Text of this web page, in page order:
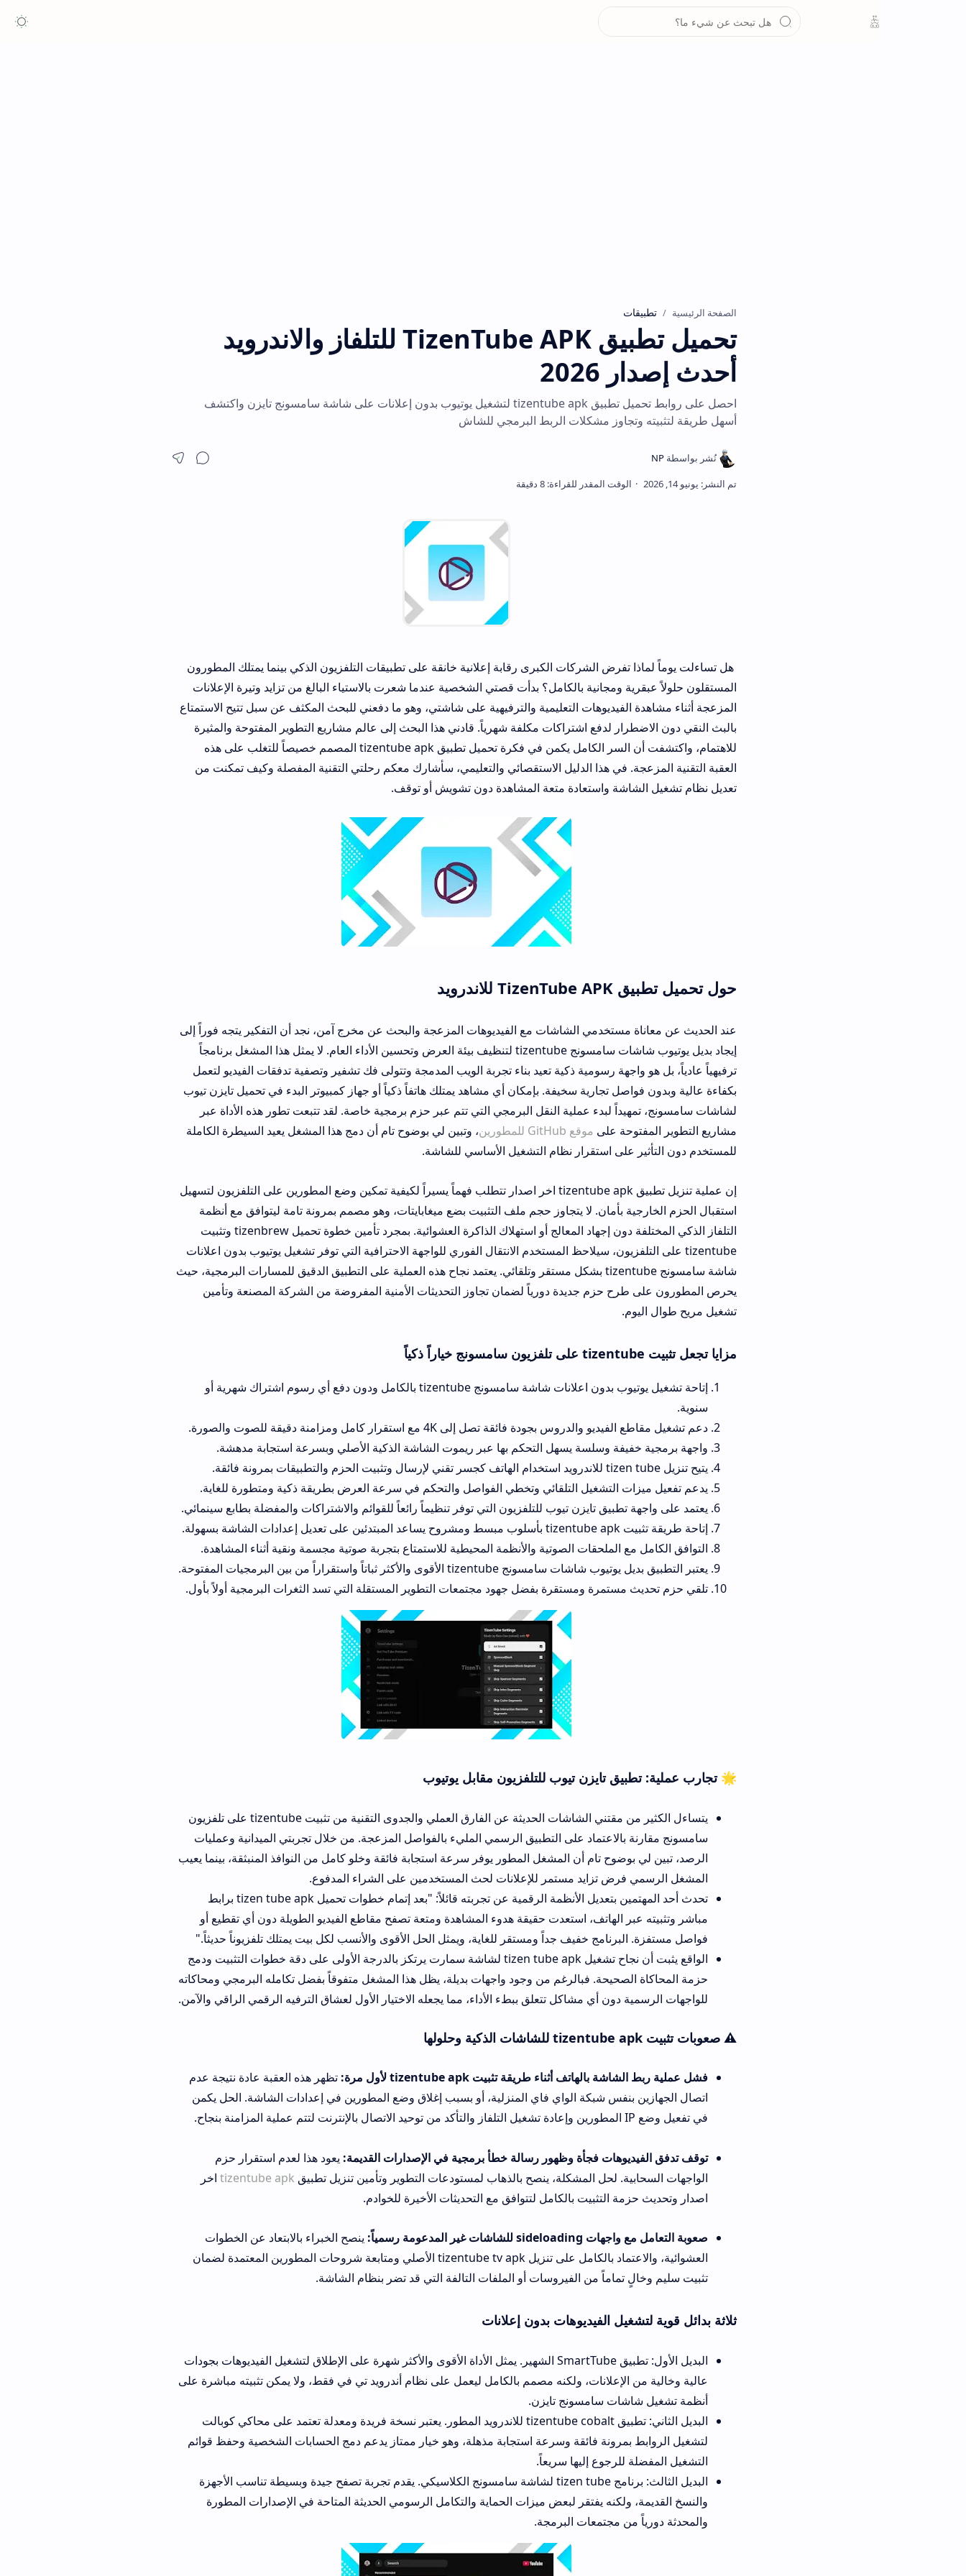
تطبيقات
تحميل تطبيق TizenTube APK للتلفاز والاندرويد
أحدث إصدار 2026
احصل على روابط تحميل تطبيق tizentube apk لتشغيل يوتيوب بدون إعلانات على شاشة سامسونج تايزن واكتشف
أسهل طريقة لتثبيته وتجاوز مشكلات الربط البرمجي للشاش
هل تساءلت يوماً لماذا تفرض الشركات الكبرى رقابة إعلانية خانقة على تطبيقات التلفزيون الذكي بينما يمتلك المطورون
المستقلون حلولاً عبقرية ومجانية بالكامل؟ بدأت قصتي الشخصية عندما شعرت بالاستياء البالغ من تزايد وتيرة الإعلانات
المزعجة أثناء مشاهدة الفيديوهات التعليمية والترفيهية على شاشتي، وهو ما دفعني للبحث المكثف عن سبل تتيح الاستمتاع
بالبث النقي دون الاضطرار لدفع اشتراكات مكلفة شهرياً. قادني هذا البحث إلى عالم مشاريع التطوير المفتوحة والمثيرة
للاهتمام، واكتشفت أن السر الكامل يكمن في فكرة تحميل تطبيق tizentube apk المصمم خصيصاً للتغلب على هذه
العقبة التقنية المزعجة. في هذا الدليل الاستقصائي والتعليمي، سأشارك معكم رحلتي التقنية المفصلة وكيف تمكنت من
تعديل نظام تشغيل الشاشة واستعادة متعة المشاهدة دون تشويش أو توقف.
حول تحميل تطبيق TizenTube APK للاندرويد
عند الحديث عن معاناة مستخدمي الشاشات مع الفيديوهات المزعجة والبحث عن مخرج آمن، نجد أن التفكير يتجه فوراً إلى
إيجاد بديل يوتيوب شاشات سامسونج tizentube لتنظيف بيئة العرض وتحسين الأداء العام. لا يمثل هذا المشغل برنامجاً
ترفيهياً عادياً، بل هو واجهة رسومية ذكية تعيد بناء تجربة الويب المدمجة وتتولى فك تشفير وتصفية تدفقات الفيديو لتعمل
بكفاءة عالية وبدون فواصل تجارية سخيفة. بإمكان أي مشاهد يمتلك هاتفاً ذكياً أو جهاز كمبيوتر البدء في تحميل تايزن تيوب
لشاشات سامسونج، تمهيداً لبدء عملية النقل البرمجي التي تتم عبر حزم برمجية خاصة. لقد تتبعت تطور هذه الأداة عبر
مشاريع التطوير المفتوحة علىموقع GitHub للمطورين
، وتبين لي بوضوح تام أن دمج هذا المشغل يعيد السيطرة الكاملة
للمستخدم دون التأثير على استقرار نظام التشغيل الأساسي للشاشة.
إن عملية تنزيل تطبيق tizentube apk اخر اصدار تتطلب فهماً يسيراً لكيفية تمكين وضع المطورين على التلفزيون لتسهيل
استقبال الحزم الخارجية بأمان. لا يتجاوز حجم ملف التثبيت بضع ميغابايتات، وهو مصمم بمرونة تامة ليتوافق مع أنظمة
التلفاز الذكي المختلفة دون إجهاد المعالج أو استهلاك الذاكرة العشوائية. بمجرد تأمين خطوة تحميل tizenbrew وتثبيت
tizentube على التلفزيون، سيلاحظ المستخدم الانتقال الفوري للواجهة الاحترافية التي توفر تشغيل يوتيوب بدون اعلانات
شاشة سامسونج tizentube بشكل مستقر وتلقائي. يعتمد نجاح هذه العملية على التطبيق الدقيق للمسارات البرمجية، حيث
يحرص المطورون على طرح حزم جديدة دورياً لضمان تجاوز التحديثات الأمنية المفروضة من الشركة المصنعة وتأمين
تشغيل مريح طوال اليوم.
مزايا تجعل تثبيت tizentube على تلفزيون سامسونج خياراً ذكياً
إتاحة تشغيل يوتيوب بدون اعلانات شاشة سامسونج tizentube بالكامل ودون دفع أي رسوم اشتراك شهرية أو
دعم تشغيل مقاطع الفيديو والدروس بجودة فائقة تصل إلى 4K مع استقرار كامل ومزامنة دقيقة للصوت والصورة.
واجهة برمجية خفيفة وسلسة يسهل التحكم بها عبر ريموت الشاشة الذكية الأصلي وبسرعة استجابة مدهشة.
يدعم تفعيل ميزات التشغيل التلقائي وتخطي الفواصل والتحكم في سرعة العرض بطريقة ذكية ومتطورة للغاية.
يعتمد على واجهة تطبيق تايزن تيوب للتلفزيون التي توفر تنظيماً رائعاً للقوائم والاشتراكات والمفضلة بطابع سينمائي.
إتاحة طريقة تثبيت tizentube apk بأسلوب مبسط ومشروح يساعد المبتدئين على تعديل إعدادات الشاشة بسهولة.
التوافق الكامل مع الملحقات الصوتية والأنظمة المحيطية للاستمتاع بتجربة صوتية مجسمة ونقية أثناء المشاهدة.
يعتبر التطبيق بديل يوتيوب شاشات سامسونج tizentube الأقوى والأكثر ثباتاً واستقراراً من بين البرمجيات المفتوحة.
تلقي حزم تحديث مستمرة ومستقرة بفضل جهود مجتمعات التطوير المستقلة التي تسد الثغرات البرمجية أولاً بأول.
🌟 تجارب عملية: تطبيق تايزن تيوب للتلفزيون مقابل يوتيوب
يتساءل الكثير من مقتني الشاشات الحديثة عن الفارق العملي والجدوى التقنية من تثبيت tizentube على تلفزيون
سامسونج مقارنة بالاعتماد على التطبيق الرسمي المليء بالفواصل المزعجة. من خلال تجربتي الميدانية وعمليات
الرصد، تبين لي بوضوح تام أن المشغل المطور يوفر سرعة استجابة فائقة وخلو كامل من النوافذ المنبثقة، بينما يعيب
المشغل الرسمي فرض تزايد مستمر للإعلانات لحث المستخدمين على الشراء المدفوع.
تحدث أحد المهتمين بتعديل الأنظمة الرقمية عن تجربته قائلاً: "بعد إتمام خطوات تحميل tizen tube apk برابط
مباشر وتثبيته عبر الهاتف، استعدت حقيقة هدوء المشاهدة ومتعة تصفح مقاطع الفيديو الطويلة دون أي تقطيع أو
فواصل مستفزة. البرنامج خفيف جداً ومستقر للغاية، ويمثل الحل الأقوى والأنسب لكل بيت يمتلك تلفزيوناً حديثاً."
الواقع يثبت أن نجاح تشغيل tizen tube apk لشاشة سمارت يرتكز بالدرجة الأولى على دقة خطوات التثبيت ودمج
حزمة المحاكاة الصحيحة. فبالرغم من وجود واجهات بديلة، يظل هذا المشغل متفوقاً بفضل تكامله البرمجي ومحاكاته
للواجهات الرسمية دون أي مشاكل تتعلق ببطء الأداء، مما يجعله الاختيار الأول لعشاق الترفيه الرقمي الراقي والآمن.
⚠️ صعوبات تثبيت tizentube apk للشاشات الذكية وحلولها
فشل عملية ربط الشاشة بالهاتف أثناء طريقة تثبيت tizentube apk لأول مرة:
تظهر هذه العقبة عادة نتيجة عدم
اتصال الجهازين بنفس شبكة الواي فاي المنزلية، أو بسبب إغلاق وضع المطورين في إعدادات الشاشة. الحل يكمن
توقف تدفق الفيديوهات فجأة وظهور رسالة خطأ برمجية في الإصدارات القديمة:يعود هذا لعدم استقرار حزم
الواجهات السحابية. لحل المشكلة، ينصح بالذهاب لمستودعات التطوير وتأمين تنزيل تطبيقtizentube apkاخر
اصدار وتحديث حزمة التثبيت بالكامل لتتوافق مع التحديثات الأخيرة للخوادم.
صعوبة التعامل مع واجهات sideloading للشاشات غير المدعومة رسمياً:
ينصح الخبراء بالابتعاد عن الخطوات
العشوائية، والاعتماد بالكامل على تنزيل tizentube tv apk الأصلي ومتابعة شروحات المطورين المعتمدة لضمان
تثبيت سليم وخالٍ تماماً من الفيروسات أو الملفات التالفة التي قد تضر بنظام الشاشة.
ثلاثة بدائل قوية لتشغيل الفيديوهات بدون إعلانات
البديل الأول: تطبيق SmartTube الشهير. يمثل الأداة الأقوى والأكثر شهرة على الإطلاق لتشغيل الفيديوهات بجودات
عالية وخالية من الإعلانات، ولكنه مصمم بالكامل ليعمل على نظام أندرويد تي في فقط، ولا يمكن تثبيته مباشرة على
أنظمة تشغيل شاشات سامسونج تايزن.
البديل الثاني: تطبيق tizentube cobalt للاندرويد المطور. يعتبر نسخة فريدة ومعدلة تعتمد على محاكي كوبالت
لتشغيل الروابط بمرونة فائقة وسرعة استجابة مذهلة، وهو خيار ممتاز يدعم دمج الحسابات الشخصية وحفظ قوائم
التشغيل المفضلة للرجوع إليها سريعاً.
البديل الثالث: برنامج tizen tube لشاشة سامسونج الكلاسيكي. يقدم تجربة تصفح جيدة وبسيطة تناسب الأجهزة
والنسخ القديمة، ولكنه يفتقر لبعض ميزات الحماية والتكامل الرسومي الحديثة المتاحة في الإصدارات المطورة
والمحدثة دورياً من مجتمعات البرمجة.